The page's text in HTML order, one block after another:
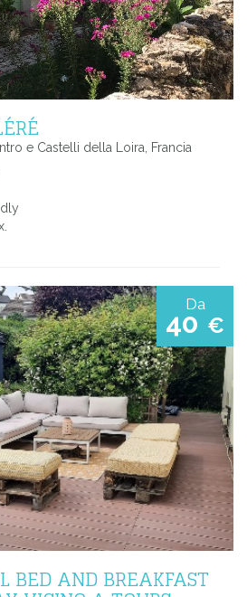
e Castelli della Loira, Francia
Da
40 €
BED AND BREAKFAST